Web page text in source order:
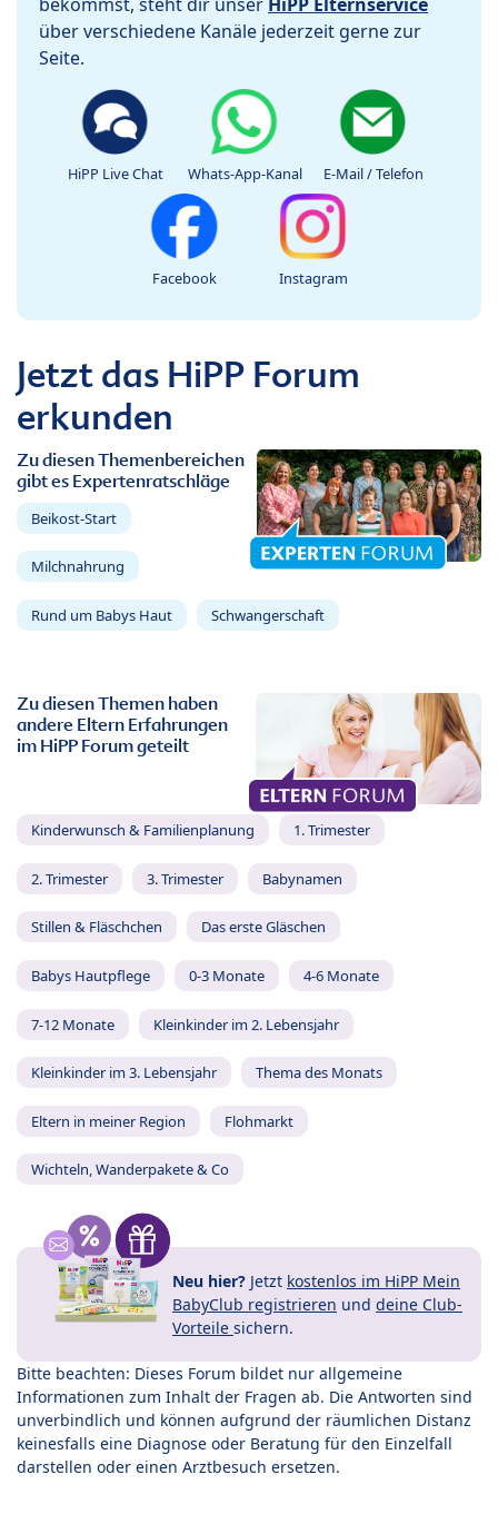
über verschiedene Kanäle jederzeit gerne zur
Seite.
HiPP Live Chat Whats-App-Kanal E-Mail / Telefon
Facebook Instagram
Jetzt das HiPP Forum
erkunden
Zu diesen Themenbereichen
gibt es Expertenratschläge
Beikost-Start
Milchnahrung
Rund um Babys Haut Schwangerschaft
Zu diesen Themen haben
andere Eltern Erfahrungen
im HiPP Forum geteilt
Kinderwunsch & Familienplanung 1. Trimester
2. Trimester 3. Trimester Babynamen
Stillen & Fläschchen Das erste Gläschen
Babys Hautpflege 0-3 Monate 4-6 Monate
7-12 Monate Kleinkinder im 2. Lebensjahr
Kleinkinder im 3. Lebensjahr Thema des Monats
Eltern in meiner Region Flohmarkt
Wichteln, Wanderpakete & Co
Neu hier? Jetzt kostenlos im HiPP Mein
BabyClub registrieren und deine Club-
Vorteile sichern.
Bitte beachten: Dieses Forum bildet nur allgemeine
Informationen zum Inhalt der Fragen ab. Die Antworten sind
unverbindlich und können aufgrund der räumlichen Distanz
keinesfalls eine Diagnose oder Beratung für den Einzelfall
darstellen oder einen Arztbesuch ersetzen.